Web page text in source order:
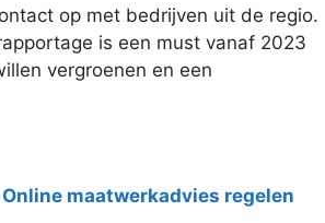
op met bedrijven uit de regio.
is een must vanaf 2023
vergroenen en een
Online maatwerkadvies regelen